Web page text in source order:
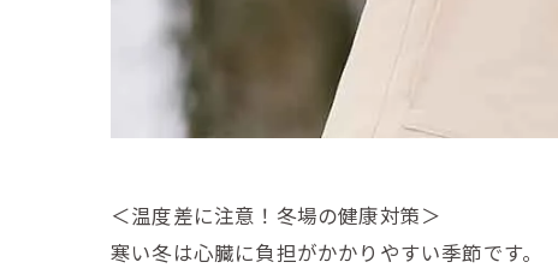
＜温度差に注意！冬場の健康対策＞
寒い冬は心臓に負担がかかりやすい季節です。